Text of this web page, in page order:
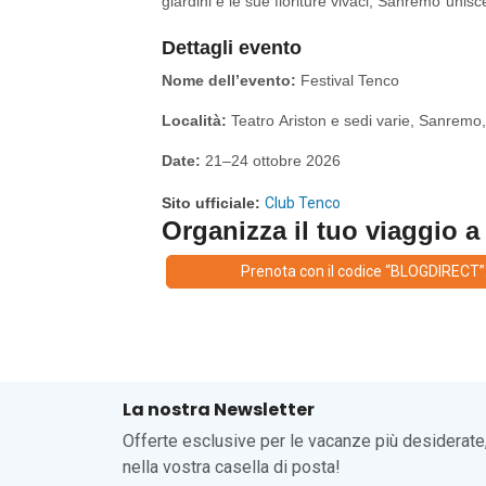
e la vicinanza a luoghi come Imperia,
Dettagli evento
Nome dell’evento: Festival Tenco
Località: Teatro Ariston e sedi varie,
Date: 21–24 ottobre 2026
Sito ufficiale: Club Tenco
Organizza il tuo viaggio
Prenota con il codice
La nostra Newsletter
Offerte esclusive per le vacanze più
nella vostra casella di posta!